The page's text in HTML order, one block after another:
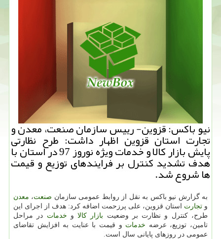
نیو باكس: قزوین- رییس سازمان صنعت، معدن و
تجارت استان قزوین اظهار داشت: طرح نظارتی
پایش بازار كالا و خدمات ویژه نوروز 97 در استان با
هدف تشدید كنترل بر فرایندهای توزیع و قیمت
ها شروع شد.
به گزارش نیو باكس به نقل از روابط عمومی سازمان صنعت، معدن
و تجارت استان قزوین، علی پرزحمت اضافه كرد: هدف از اجرای این
طرح، كنترل و نظارت بر وضعیت بازار كالاو خدمات در مراحل
تامین، توزیع، عرضه خدمات و قیمت با عنایت به افزایش تقاضای
عمومی در روزهای پایانی سال است.